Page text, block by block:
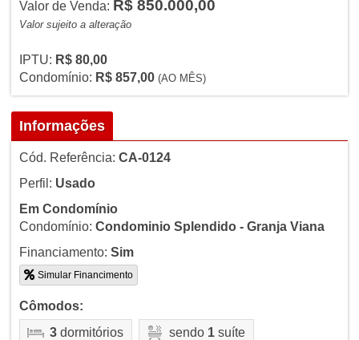
Valor de Venda: R$ 850.000,00
Valor sujeito a alteração
IPTU: R$ 80,00
Condomínio: R$ 857,00 (AO MÊS)
Informações
Cód. Referência: CA-0124
Perfil: Usado
Em Condomínio
Condomínio: Condominio Splendido - Granja Viana
Financiamento: Sim
Simular Financimento
Cômodos:
3dormitórios sendo 1suíte